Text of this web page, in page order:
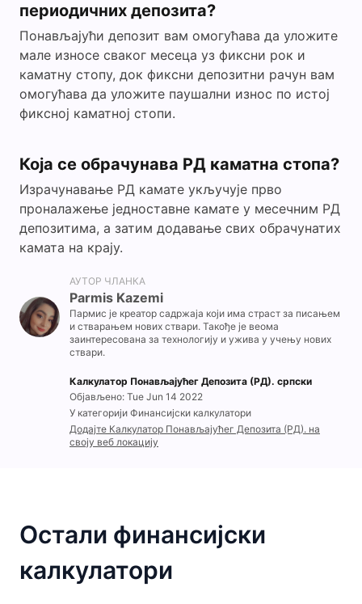
периодичних депозита?
Понављајући депозит вам омогућава да уложите
мале износе сваког месеца уз фиксни рок и
каматну стопу, док фиксни депозитни рачун вам
омогућава да уложите паушални износ по истој
фиксној каматној стопи.
Која се обрачунава РД каматна стопа?
Израчунавање РД камате укључује прво
проналажење једноставне камате у месечним РД
депозитима, а затим додавање свих обрачунатих
камата на крају.
АУТОР ЧЛАНКА
Parmis Kazemi
Пармис је креатор садржаја који има страст за писањем
и стварањем нових ствари. Такође је веома
заинтересована за технологију и ужива у учењу нових
ствари.
Калкулатор Понављајућег Депозита (РД). српски
Објављено: Tue Jun 14 2022
У категорији Финансијски калкулатори
Додајте Калкулатор Понављајућег Депозита (РД). на
своју веб локацију
Остали финансијски
калкулатори